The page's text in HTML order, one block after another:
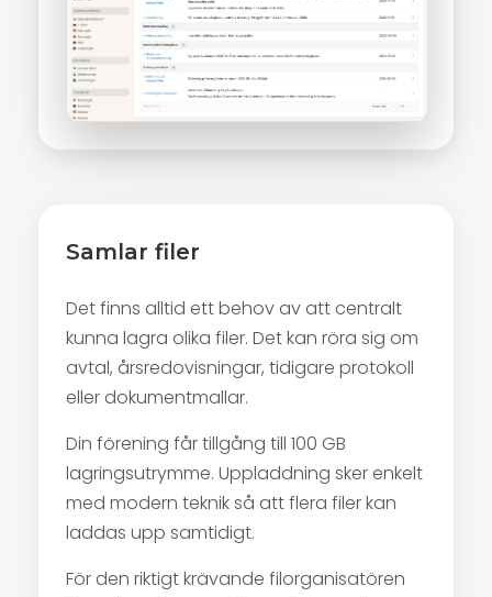
Samlar filer
Det finns alltid ett behov av att centralt
kunna lagra olika filer. Det kan röra sig om
avtal, årsredovisningar, tidigare protokoll
eller dokumentmallar.
Din förening får tillgång till 100 GB
lagringsutrymme. Uppladdning sker enkelt
med modern teknik så att flera filer kan
laddas upp samtidigt.
För den riktigt krävande filorganisatören